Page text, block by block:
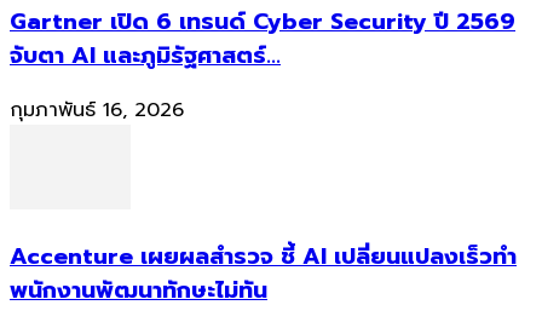
Gartner เปิด 6 เทรนด์ Cyber Security ปี 2569
จับตา AI และภูมิรัฐศาสตร์...
กุมภาพันธ์ 16, 2026
Accenture เผยผลสำรวจ ชี้ AI เปลี่ยนแปลงเร็วทำ
พนักงานพัฒนาทักษะไม่ทัน